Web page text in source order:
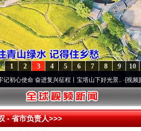
10
9
8
7
6
5
4
3
2
1
使命 奋进复兴征程丨宝塔山下好光景..·[视频] 因党
-省市负责人>>>